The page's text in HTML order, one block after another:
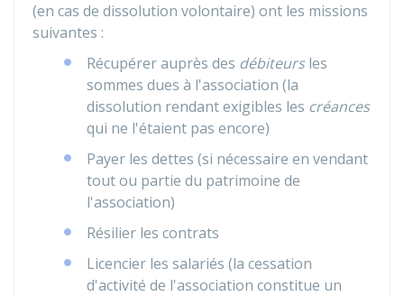
(en cas de dissolution volontaire) ont les missions
suivantes :
Récupérer auprès des débiteursles
sommes dues à l'association (la
dissolution rendant exigibles les créances
qui ne l'étaient pas encore)
Payer les dettes (si nécessaire en vendant
tout ou partie du patrimoine de
l'association)
Résilier les contrats
Licencier les salariés (la cessation
d'activité de l'association constitue un